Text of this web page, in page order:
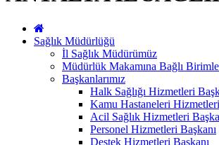
Sağlık Müdürlüğü
İl Sağlık Müdürümüz
Müdürlük Makamına Bağlı
Başkanlarımız
Halk Sağlığı Hizmetleri
Kamu Hastaneleri Hizmetleri
Acil Sağlık Hizmetleri
Personel Hizmetleri Başkanı
Destek Hizmetleri Başkanı